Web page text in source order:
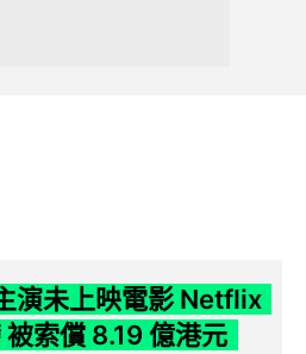
演未上映電影 Netflix
索償 8.19 億港元